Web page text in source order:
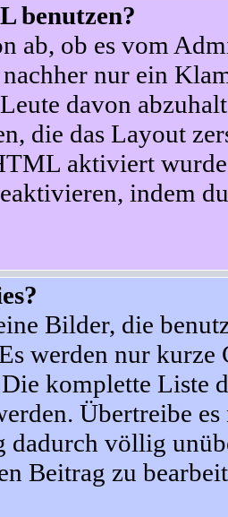
benutzen?
ab, ob es vom
nur ein
davon
die das Layout
aktiviert
indem
Bilder, die
werden nur
komplette Liste
Übertreibe
dadurch völlig
Beitrag zu